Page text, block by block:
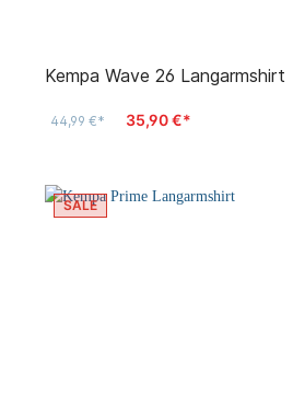
Kempa Wave 26 Langarmshirt
44,99 €* 35,90 €*
SALE